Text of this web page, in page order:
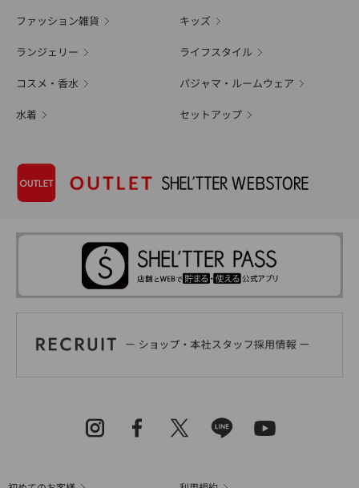
ファッション雑貨 キッズ
ランジェリー ライフスタイル
コスメ・香水 パジャマ・ルームウェア
水着 セットアップ